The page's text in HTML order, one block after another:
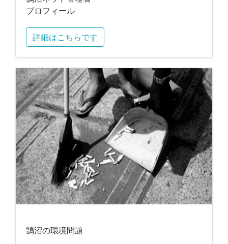
プロフィール
詳細はこちらです
鵠沼の環境問題